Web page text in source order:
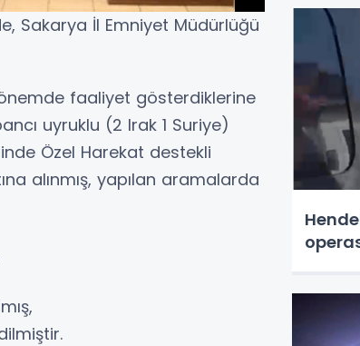
Sakarya İl Emniyet Müdürlüğü
faaliyet gösterdiklerine
uyruklu (2 Irak 1 Suriye)
Özel Harekat destekli
alınmış, yapılan aramalarda